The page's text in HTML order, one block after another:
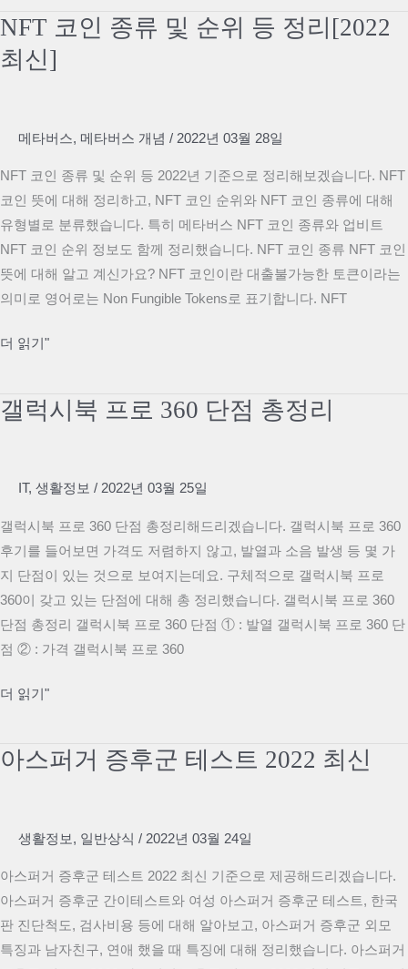
대
출
출
후
기
최
신
정
[2022]
NFT 코인 종류 및 순위 등 정리[2022
최신]
메타버스, 메타버스 개념 / 2022년 03월 28일
NFT 코인 종류 및 순위 등 2022년 기준으로 정리해보겠습니다. NFT
코인 뜻에 대해 정리하고, NFT 코인 순위와 NFT 코인 종류에 대해
유형별로 분류했습니다. 특히 메타버스 NFT 코인 종류와 업비트
NFT 코인 순위 정보도 함께 정리했습니다. NFT 코인 종류 NFT 코인
뜻에 대해 알고 계신가요? NFT 코인이란 대출불가능한 토큰이라는
의미로 영어로는 Non Fungible Tokens로 표기합니다. NFT
NFT
종
더 읽기"
갤럭시북 프로 360 단점 총정리
IT, 생활정보 / 2022년 03월 25일
갤럭시북 프로 360 단점 총정리해드리겠습니다. 갤럭시북 프로 360
후기를 들어보면 가격도 저렴하지 않고, 발열과 소음 발생 등 몇 가
지 단점이 있는 것으로 보여지는데요. 구체적으로 갤럭시북 프로
360이 갖고 있는 단점에 대해 총 정리했습니다. 갤럭시북 프로 360
단점 총정리 갤럭시북 프로 360 단점 ① : 발열 갤럭시북 프로 360 단
점 ② : 가격 갤럭시북 프로 360
갤
북
360
더 읽기"
아스퍼거 증후군 테스트 2022 최신
생활정보, 일반상식 / 2022년 03월 24일
아스퍼거 증후군 테스트 2022 최신 기준으로 제공해드리겠습니다.
아스퍼거 증후군 간이테스트와 여성 아스퍼거 증후군 테스트, 한국
판 진단척도, 검사비용 등에 대해 알아보고, 아스퍼거 증후군 외모
특징과 남자친구, 연애 했을 때 특징에 대해 정리했습니다. 아스퍼거